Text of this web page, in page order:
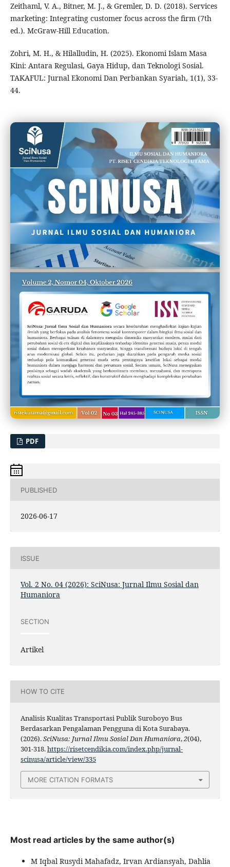
Zeithaml, V. A., Bitner, M. J., & Gremler, D. D. (2018). Services
marketing: Integrating customer focus across the firm (7th
ed.). McGraw-Hill Education.
Zohri, M. H., & Hilalludin, H. (2025). Ekonomi Islam Masa
Kini: Antara Regulasi, Gaya Hidup, dan Teknologi Sosial.
TAKAFUL: Jurnal Ekonomi Dan Perbankan Syariah, 1(1), 33-
44.
PDF
PUBLISHED
2026-06-17
ISSUE
Vol. 2 No. 04 (2026): SciNusa: Jurnal Ilmu Sosial dan
Humaniora
SECTION
Artikel
HOW TO CITE
Analisis Kualitas Transportasi Publik Suroboyo Bus
Berdasarkan Pengalaman Pengguna di Kota Surabaya.
(2026).SciNusa: Jurnal Ilmu Sosial Dan Humaniora,2(04),
301-318.https://risetcendikia.com/index.php/jurnal-
scinusa/article/view/335
MORE CITATION FORMATS
Most read articles by the same author(s)
M Iqbal Rusydi Mahafadz, Irvan Ardiansyah, Dahlia